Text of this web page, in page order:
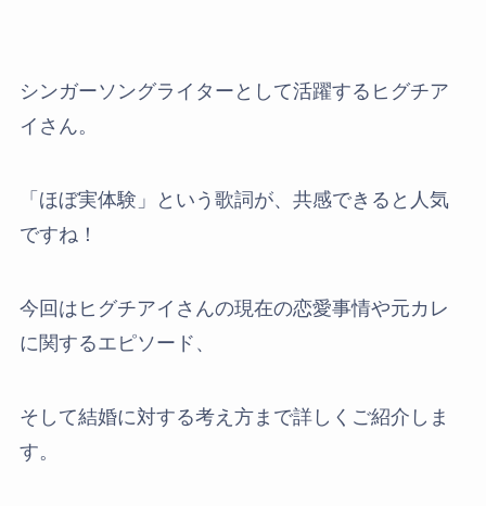
シンガーソングライターとして活躍するヒグチア
イさん。
「ほぼ実体験」という歌詞が、共感できると人気
ですね！
今回はヒグチアイさんの現在の恋愛事情や元カレ
に関するエピソード、
そして結婚に対する考え方まで詳しくご紹介しま
す。